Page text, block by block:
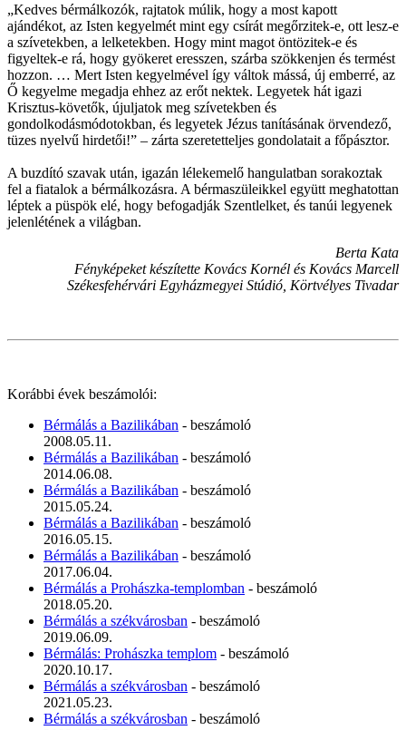
„Kedves bérmálkozók, rajtatok múlik, hogy a most kapott
ajándékot, az Isten kegyelmét mint egy csírát megőrzitek-e, ott lesz-e
a szívetekben, a lelketekben. Hogy mint magot öntözitek-e és
figyeltek-e rá, hogy gyökeret eresszen, szárba szökkenjen és termést
hozzon. … Mert Isten kegyelmével így váltok mássá, új emberré, az
Ő kegyelme megadja ehhez az erőt nektek. Legyetek hát igazi
Krisztus-követők, újuljatok meg szívetekben és
gondolkodásmódotokban, és legyetek Jézus tanításának örvendező,
tüzes nyelvű hirdetői!” – zárta szeretetteljes gondolatait a főpásztor.
A buzdító szavak után, igazán lélekemelő hangulatban sorakoztak
fel a fiatalok a bérmálkozásra. A bérmaszüleikkel együtt meghatottan
léptek a püspök elé, hogy befogadják Szentlelket, és tanúi legyenek
jelenlétének a világban.
Berta Kata
Fényképeket készítette Kovács Kornél és Kovács Marcell
Székesfehérvári Egyházmegyei Stúdió, Körtvélyes Tivadar
Korábbi évek beszámolói:
Bérmálás a Bazilikában - beszámoló
2008.05.11.
Bérmálás a Bazilikában - beszámoló
2014.06.08.
Bérmálás a Bazilikában - beszámoló
2015.05.24.
Bérmálás a Bazilikában - beszámoló
2016.05.15.
Bérmálás a Bazilikában - beszámoló
2017.06.04.
Bérmálás a Prohászka-templomban - beszámoló
2018.05.20.
Bérmálás a székvárosban - beszámoló
2019.06.09.
Bérmálás: Prohászka templom - beszámoló
2020.10.17.
Bérmálás a székvárosban - beszámoló
2021.05.23.
Bérmálás a székvárosban - beszámoló